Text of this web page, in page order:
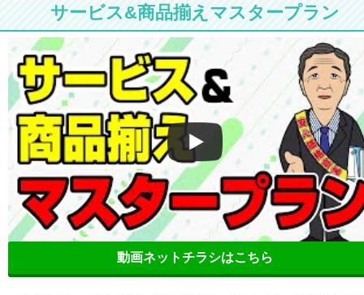
サービス&商品揃えマスタープラン
動画ネットチラシはこちら